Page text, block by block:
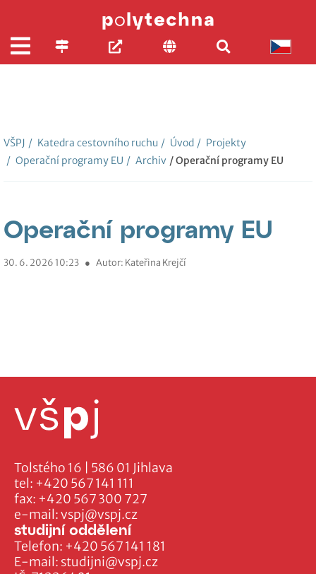
VŠPJ / Katedra cestovního ruchu / Úvod / Projekty
/ Operační programy EU / Archiv / Operační programy EU
Operační programy EU
30. 6. 2026 10:23 ● Autor: Kateřina Krejčí
Tolstého 16 | 586 01 Jihlava
tel: +420 567 141 111
fax: +420 567 300 727
e-mail:vspj@vspj.cz
studijní oddělení
Telefon: +420 567 141 181
E-mail: studijni@vspj.cz